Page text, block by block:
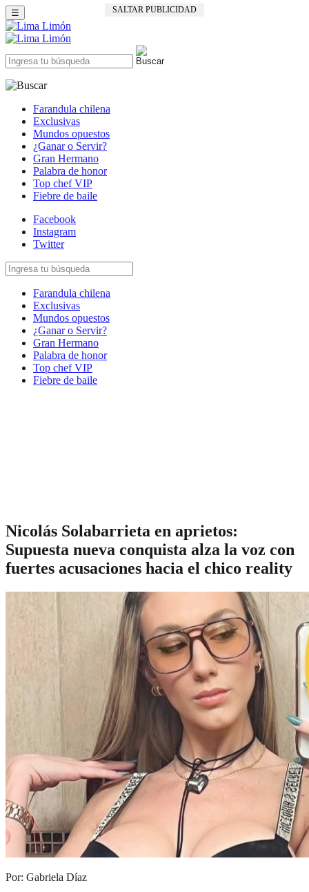
SALTAR PUBLICIDAD
☰
Farandula chilena
Exclusivas
Mundos opuestos
¿Ganar o Servir?
Gran Hermano
Palabra de honor
Top chef VIP
Fiebre de baile
Facebook
Instagram
Twitter
Farandula chilena
Exclusivas
Mundos opuestos
¿Ganar o Servir?
Gran Hermano
Palabra de honor
Top chef VIP
Fiebre de baile
Nicolás Solabarrieta en aprietos:
Supuesta nueva conquista alza la voz con
fuertes acusaciones hacia el chico reality
Por: Gabriela Díaz